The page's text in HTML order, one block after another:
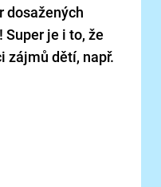
dosažených
je i to, že
zájmů dětí, např.